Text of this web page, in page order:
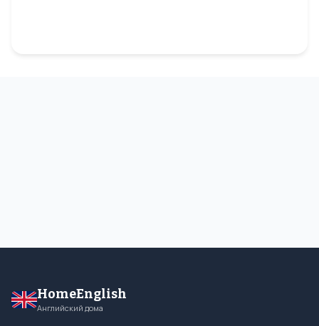
HomeEnglish
Английский дома